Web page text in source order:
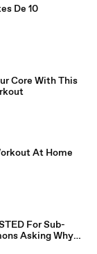
De 10
Core With This
At Home
For Sub-
Asking Why
They NEVER